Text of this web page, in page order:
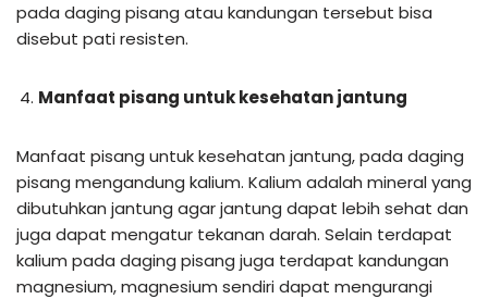
pada daging pisang atau kandungan tersebut bisa
disebut pati resisten.
Manfaat pisang untuk kesehatan jantung
Manfaat pisang untuk kesehatan jantung, pada daging
pisang mengandung kalium. Kalium adalah mineral yang
dibutuhkan jantung agar jantung dapat lebih sehat dan
juga dapat mengatur tekanan darah. Selain terdapat
kalium pada daging pisang juga terdapat kandungan
magnesium, magnesium sendiri dapat mengurangi